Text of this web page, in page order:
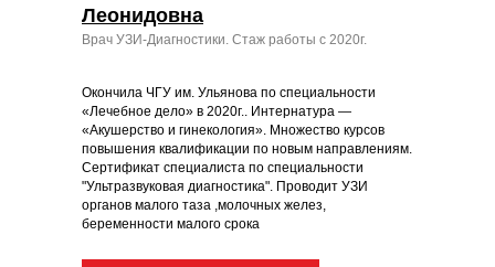
Врач УЗИ-Диагностики. Стаж работы с 2020г.
Леонидовна
Окончила ЧГУ им. Ульянова по специальности
«Лечебное дело» в 2020г.. Интернатура —
«Акушерство и гинекология». Множество курсов
повышения квалификации по новым направлениям.
Сертификат специалиста по специальности
"Ультразвуковая диагностика". Проводит УЗИ
органов малого таза ,молочных желез,
беременности малого срока